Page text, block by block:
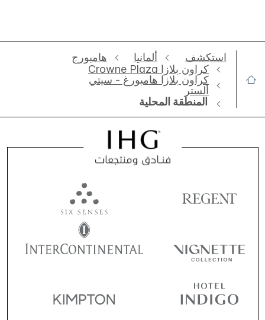
استكشف ألمانيا
‫‫هامبورج‬‬
‫‫كراون بلازا Crowne Plaza
كراون بلازا هامبورغ - سيتي
ألستر
المنطقة المحلية